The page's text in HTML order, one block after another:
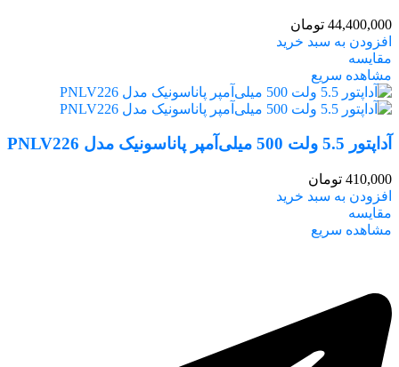
44,400,000 تومان
افزودن به سبد خرید
مقایسه
مشاهده سریع
آداپتور 5.5 ولت 500 میلی‌آمپر پاناسونیک مدل PNLV226
410,000 تومان
افزودن به سبد خرید
مقایسه
مشاهده سریع